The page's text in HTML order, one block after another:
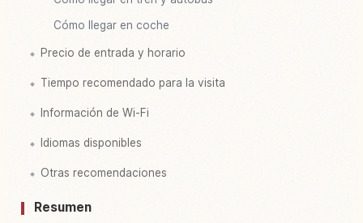
Cómo llegar en coche
Precio de entrada y horario
Tiempo recomendado para la visita
Información de Wi-Fi
Idiomas disponibles
Otras recomendaciones
Resumen